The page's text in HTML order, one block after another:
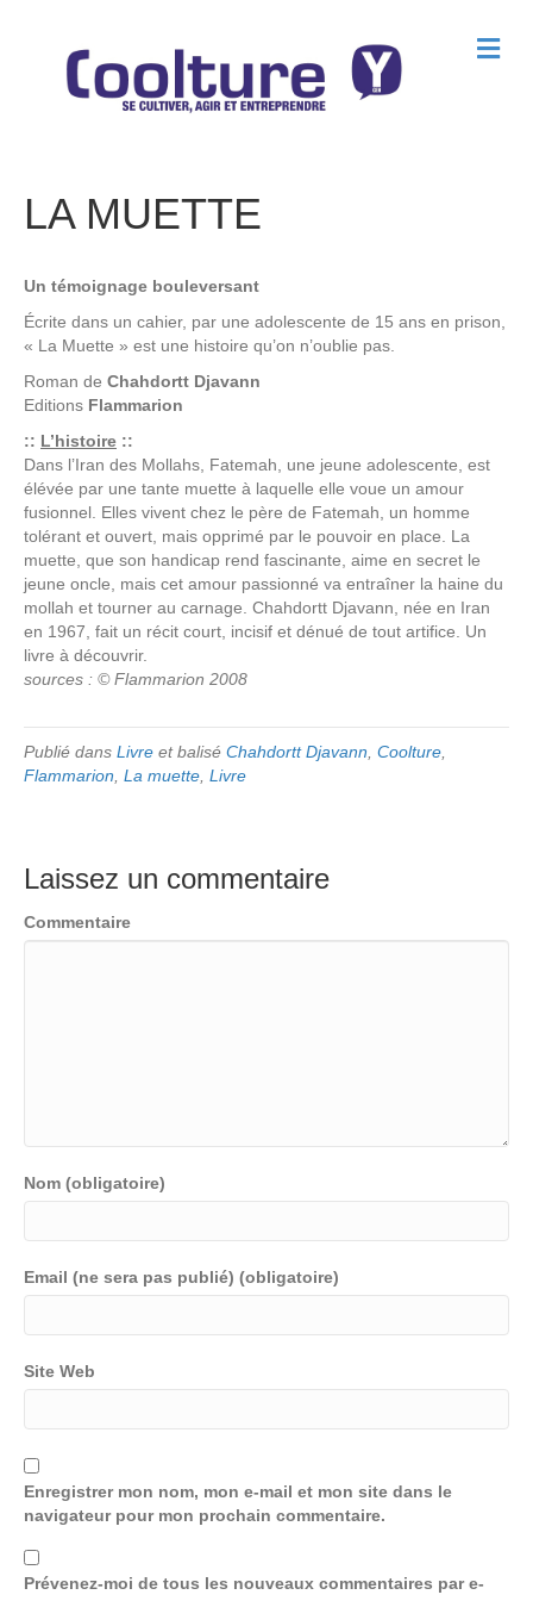
M
e
LA MUETTE
Un témoignage bouleversant
Écrite dans un cahier, par une adolescente de 15 ans en prison,
« La Muette » est une histoire qu’on n’oublie pas.
Roman de Chahdortt Djavann
Editions Flammarion
:: L’histoire ::
Dans l’Iran des Mollahs, Fatemah, une jeune adolescente, est
élévée par une tante muette à laquelle elle voue un amour
fusionnel. Elles vivent chez le père de Fatemah, un homme
tolérant et ouvert, mais opprimé par le pouvoir en place. La
muette, que son handicap rend fascinante, aime en secret le
jeune oncle, mais cet amour passionné va entraîner la haine du
mollah et tourner au carnage. Chahdortt Djavann, née en Iran
en 1967, fait un récit court, incisif et dénué de tout artifice. Un
livre à découvrir.
sources : © Flammarion 2008
Publié dans Livre et balisé Chahdortt Djavann Coolture
Flammarion La muette Livre
Laissez un commentaire
Commentaire
Nom (obligatoire)
Email (ne sera pas publié) (obligatoire)
Site Web
Enregistrer mon nom, mon e-mail et mon site dans le
navigateur pour mon prochain commentaire.
Prévenez-moi de tous les nouveaux commentaires par e-